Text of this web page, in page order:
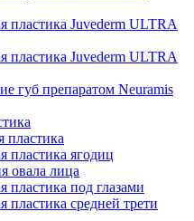
пластика Juvederm ULTRA
пластика Juvederm ULTRA
губ препаратом Neuramis
пластика
пластика ягодиц
овала лица
пластика под глазами
пластика средней трети